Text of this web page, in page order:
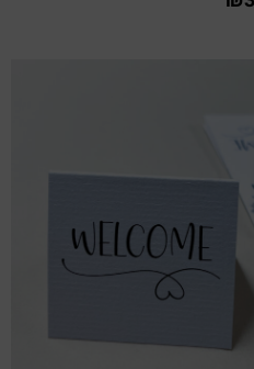
צפייה מהירה